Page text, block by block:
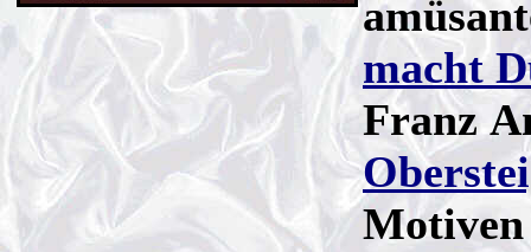
macht
Franz